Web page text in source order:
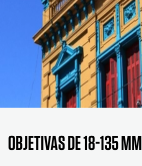
Objetivas de 18-135 mm